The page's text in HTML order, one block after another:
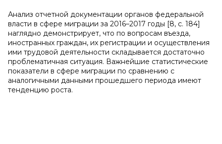
Анализ отчетной документации органов федеральной
власти в сфере миграции за 2016–2017 годы [8, с. 184]
наглядно демонстрирует, что по вопросам въезда,
иностранных граждан, их регистрации и осуществления
ими трудовой деятельности складывается достаточно
проблематичная ситуация. Важнейшие статистические
показатели в сфере миграции по сравнению с
аналогичными данными прошедшего периода имеют
тенденцию роста.